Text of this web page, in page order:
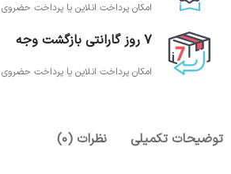
امکان پرداخت انلاین یا پرداخت
7 روز گارانتی بازگشت وجه
امکان پرداخت انلاین یا پرداخت
توضیحات تکمیلی نظرات (0)